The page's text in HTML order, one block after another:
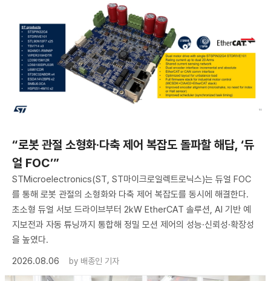
“로봇 관절 소형화·다축 제어 복잡도 돌파할 해답, ‘듀
얼 FOC’”
STMicroelectronics(ST, ST마이크로일렉트로닉스)는 듀얼 FOC
를 통해 로봇 관절의 소형화와 다축 제어 복잡도를 동시에 해결한다.
초소형 듀얼 서보 드라이브부터 2kW EtherCAT 솔루션, AI 기반 예
지보전과 자동 튜닝까지 통합해 정밀 모션 제어의 성능·신뢰성·확장성
을 높였다.
2026.08.06
by 배종인 기자